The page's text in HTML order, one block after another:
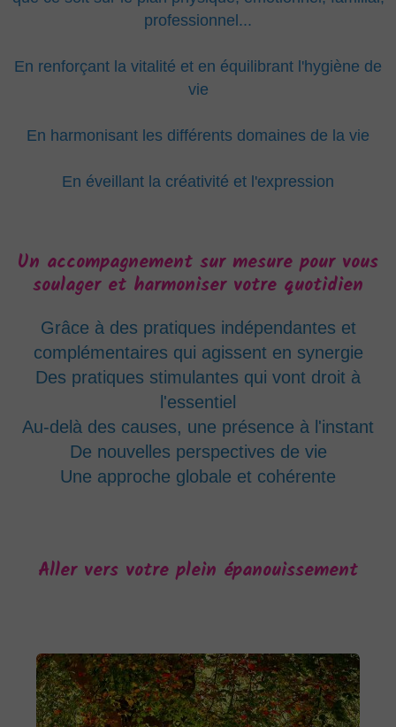
professionnel...
En renforçant la vitalité et en équilibrant l'hygiène de
vie
En harmonisant les différents domaines de la vie
En éveillant la créativité et l'expression
Un accompagnement sur mesure pour vous
soulager et harmoniser votre quotidien
Grâce à des pratiques indépendantes et
complémentaires qui agissent en synergie
Des pratiques stimulantes qui vont droit à
l'essentiel
Au-delà des causes, une présence à l'instant
De nouvelles perspectives de vie
Une approche globale et cohérente
Aller vers votre plein épanouissement